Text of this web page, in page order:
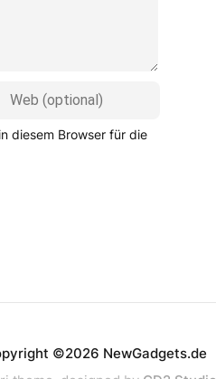
diesem Browser für die
©2026 NewGadgets.de